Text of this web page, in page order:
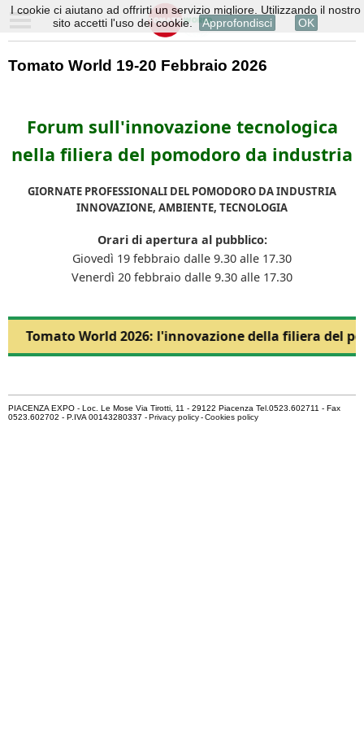
Tomato World 19-20 Febbraio 2026
Forum sull'innovazione tecnologica
nella filiera del pomodoro da industria
GIORNATE PROFESSIONALI DEL POMODORO DA INDUSTRIA
INNOVAZIONE, AMBIENTE, TECNOLOGIA
Orari di apertura al pubblico:
Giovedì 19 febbraio dalle 9.30 alle 17.30
Venerdì 20 febbraio dalle 9.30 alle 17.30
Tomato World 2026: l'innovazione della filiera del
PIACENZA EXPO - Loc. Le Mose Via Tirotti, 11 - 29122 Piacenza Tel.0523.602711 - Fax
0523.602702 - P.IVA 00143280337 -Privacy policy-Cookies policy
I cookie ci aiutano ad offrirti un servizio migliore. Utilizzando il nostro
sito accetti l'uso dei cookie.
Approfondisci OK